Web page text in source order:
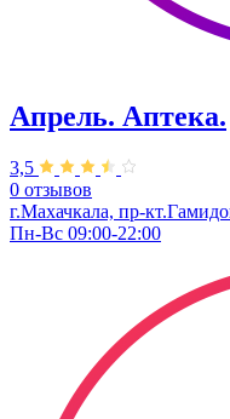
Апрель. Аптека.
3,5
0 отзывов
г.Махачкала, ​пр-
Пн-Вс 09:00-22:00